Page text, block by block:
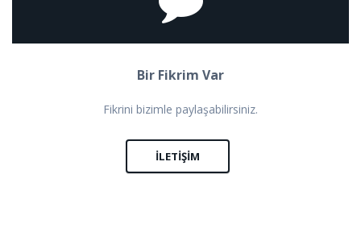
Bir Fikrim Var
Fikrini bizimle paylaşabilirsiniz.
İLETIŞIM